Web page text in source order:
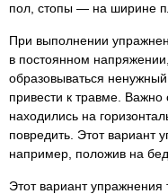
пол, стопы — на ширине
При выполнении
в постоянном
образовываться
привести к травме.
находились на
повредить. Этот вариант
например, положив на
Этот вариант